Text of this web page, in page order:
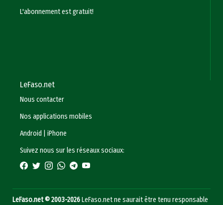
L'abonnement est gratuit!
LeFaso.net
Nous contacter
Nos applications mobiles
Android
|iPhone
Suivez nous sur les réseaux sociaux:
LeFaso.net © 2003-2026LeFaso.net ne saurait être tenu responsable